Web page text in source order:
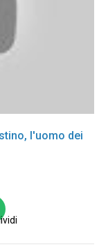
l'uomo dei